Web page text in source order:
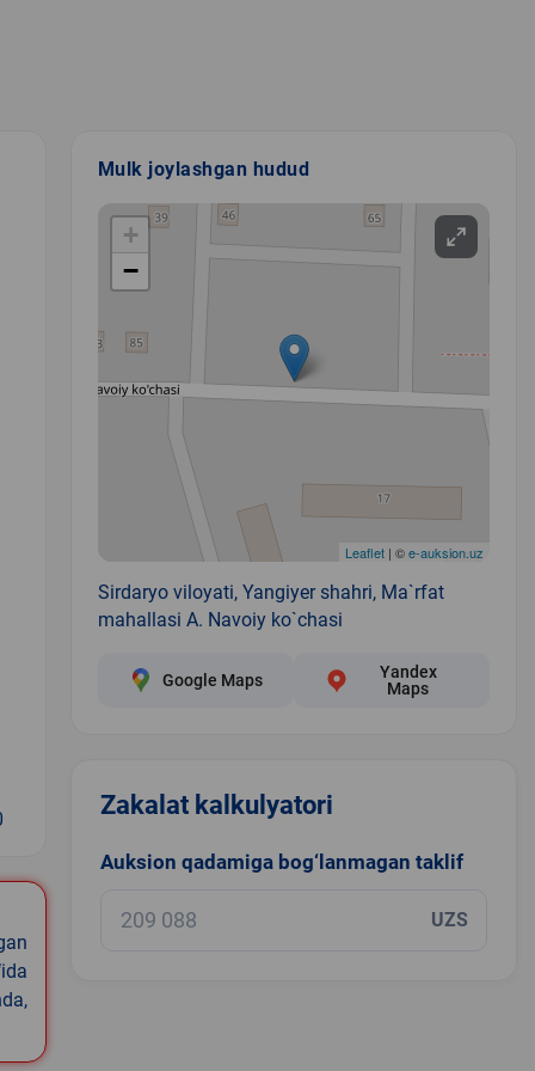
Mulk joylashgan hudud
+
−
Leaflet| ©e-auksion.uz
Sirdaryo viloyati, Yangiyer shahri, Ma`rfat
mahallasi A. Navoiy ko`chasi
Google Maps
Yandex
Maps
Zakalat kalkulyatori
Auksion qadamiga bog‘lanmagan taklif
UZS